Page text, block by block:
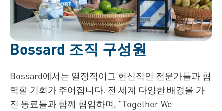
Bossard 조직 구성원
Bossard에서는 열정적이고 헌신적인 전문가들과 협
력할 기회가 주어집니다. 전 세계 다양한 배경을 가
진 동료들과 함께 협업하며, "Together We